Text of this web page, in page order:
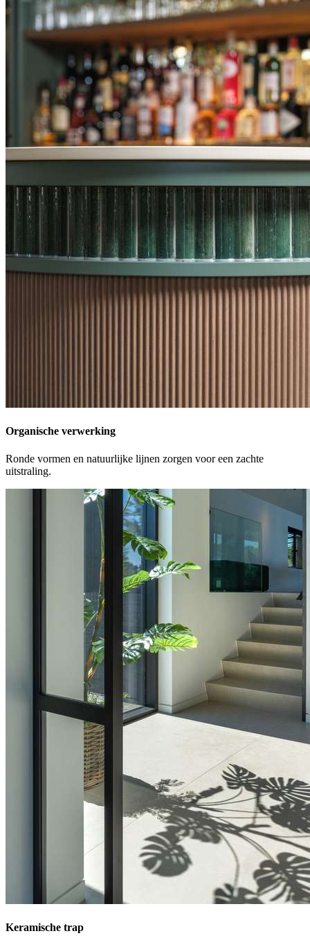
Organische verwerking
Ronde vormen en natuurlijke lijnen zorgen voor een zachte
uitstraling.
Keramische trap